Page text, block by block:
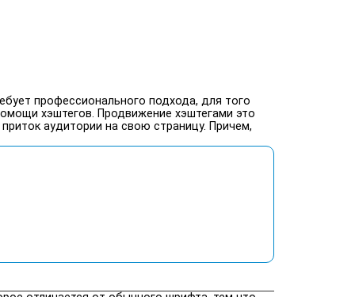
профессионального подхода, для того
хэштегов. Продвижение хэштегами это
аудитории на свою страницу. Причем,